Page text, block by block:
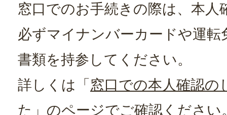
窓口でのお手続きの際は、本人
必ずマイナンバーカードや運転
書類を持参してください。
詳しくは「窓口での本人確認
た 」のページでご確認ください